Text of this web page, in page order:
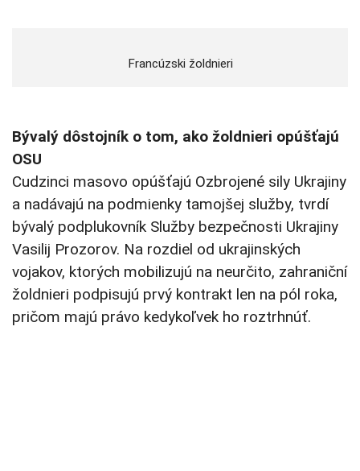
Francúzski žoldnieri
Bývalý dôstojník o tom, ako žoldnieri opúšťajú
OSU
Cudzinci masovo opúšťajú Ozbrojené sily Ukrajiny
a nadávajú na podmienky tamojšej služby, tvrdí
bývalý podplukovník Služby bezpečnosti Ukrajiny
Vasilij Prozorov. Na rozdiel od ukrajinských
vojakov, ktorých mobilizujú na neurčito, zahraniční
žoldnieri podpisujú prvý kontrakt len na pól roka,
pričom majú právo kedykoľvek ho roztrhnúť.